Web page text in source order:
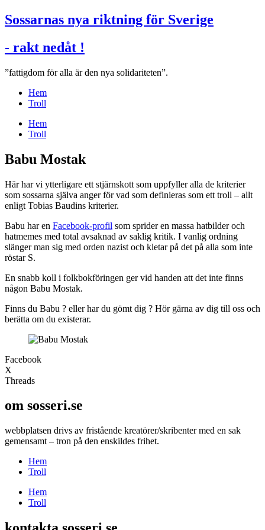
Sossarnas nya riktning för Sverige
- rakt nedåt !
”fattigdom för alla är den nya solidariteten”.
Hem
Troll
Hem
Troll
Babu Mostak
Här har vi ytterligare ett stjärnskott som uppfyller alla de kriterier
som sossarna själva anger för vad som definieras som ett troll – allt
enligt Tobias Baudins kriterier.
Babu har en Facebook-profil som sprider en massa hatbilder och
hatmemes med total avsaknad av saklig kritik. I vanlig ordning
slänger man sig med orden nazist och kletar på det på alla som inte
röstar S.
En snabb koll i folkbokföringen ger vid handen att det inte finns
någon Babu Mostak.
Finns du Babu ? eller har du gömt dig ? Hör gärna av dig till oss och
berätta om du existerar.
Facebook
X
Threads
om sosseri.se
webbplatsen drivs av fristående kreatörer/skribenter med en sak
gemensamt – tron på den enskildes frihet.
Hem
Troll
Hem
Troll